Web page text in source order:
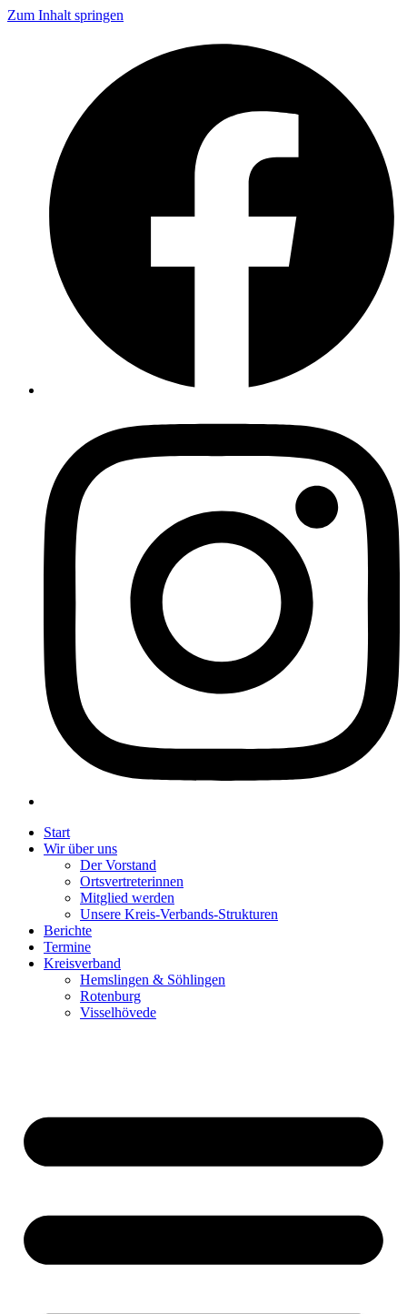
Zum Inhalt springen
Start
Wir über uns
Der Vorstand
Ortsvertreterinnen
Mitglied werden
Unsere Kreis-Verbands-Strukturen
Berichte
Termine
Kreisverband
Hemslingen & Söhlingen
Rotenburg
Visselhövede